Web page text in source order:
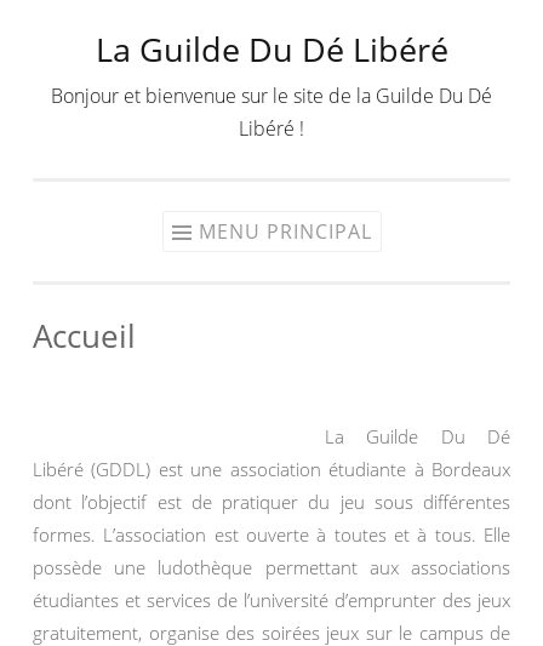
contenu
La Guilde Du Dé Libéré
Bonjour et bienvenue sur le site de la Guilde Du Dé
Libéré !
MENU PRINCIPAL
Accueil
La Guilde Du Dé
Libéré (GDDL) est une association étudiante à Bordeaux
dont l’objectif est de pratiquer du jeu sous différentes
formes. L’association est ouverte à toutes et à tous. Elle
possède une ludothèque permettant aux associations
étudiantes et services de l’université d’emprunter des jeux
gratuitement, organise des soirées jeux sur le campus de